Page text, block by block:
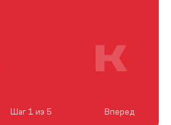
Шаг 1 из 5 Вперед